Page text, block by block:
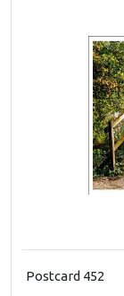
Postcard 452